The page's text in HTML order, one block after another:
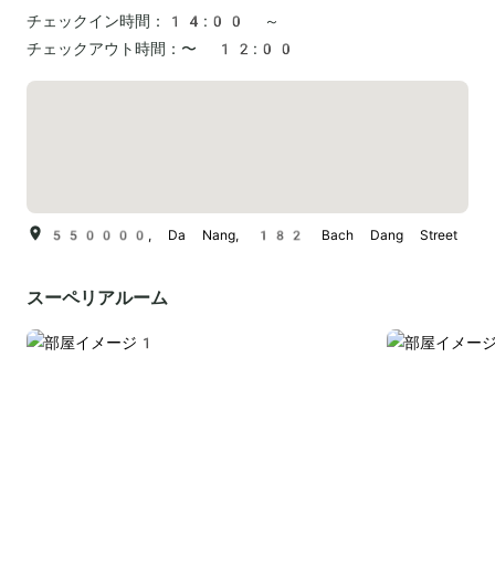
チェックイン時間：
14:00 ～
チェックアウト時間： 〜 12:00
550000, Da Nang, 182 Bach Dang Street
スーペリアルーム